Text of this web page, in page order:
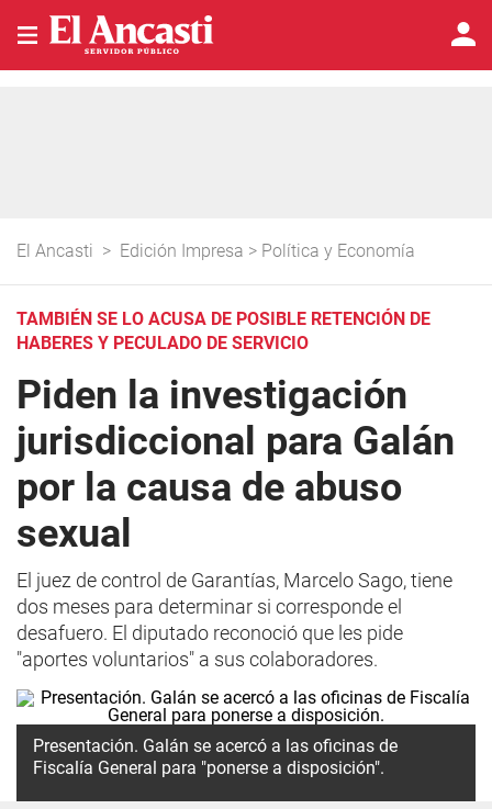
El Ancasti > Edición Impresa > Política y Economía
TAMBIÉN SE LO ACUSA DE POSIBLE RETENCIÓN DE
HABERES Y PECULADO DE SERVICIO
Piden la investigación
jurisdiccional para Galán
por la causa de abuso
sexual
El juez de control de Garantías, Marcelo Sago, tiene
dos meses para determinar si corresponde el
desafuero. El diputado reconoció que les pide
"aportes voluntarios" a sus colaboradores.
Presentación. Galán se acercó a las oficinas de
Fiscalía General para "ponerse a disposición".